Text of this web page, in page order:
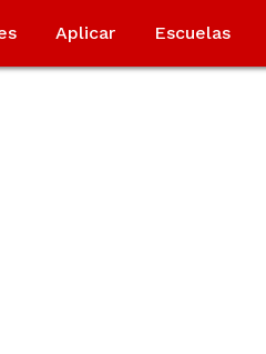
Aplicar Escuelas